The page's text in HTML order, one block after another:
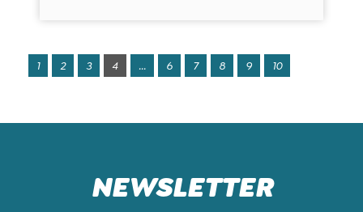
1 2 3 4 ... 6 7 8 9 10
NEWSLETTER